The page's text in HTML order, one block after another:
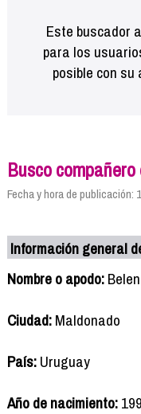
Este buscador
para los
posible con su
Busco
Fecha y hora de publicación:
Información general
Nombre o apodo:Belen
Ciudad:Maldonado
País:Uruguay
Año de nacimiento: